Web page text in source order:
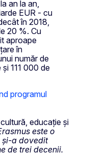
an la an,
EUR - cu
în 2018,
20 %. Cu
aproape
în
număr de
111 000 de
programul
educație și
este o
și-a dovedit
de trei decenii.